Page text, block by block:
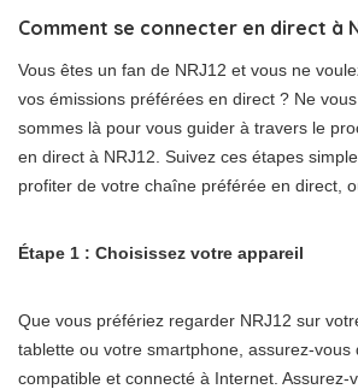
Comment se connecter en direct à
Vous êtes un fan de NRJ12 et vous ne
vos émissions préférées en direct ? Ne
sommes là pour vous guider à travers le
en direct à NRJ12. Suivez ces étapes
profiter de votre chaîne préférée en direct,
Étape 1 : Choisissez votre appareil
Que vous préfériez regarder NRJ12 sur
tablette ou votre smartphone, assurez-vous
compatible et connecté à Internet. Assurez-